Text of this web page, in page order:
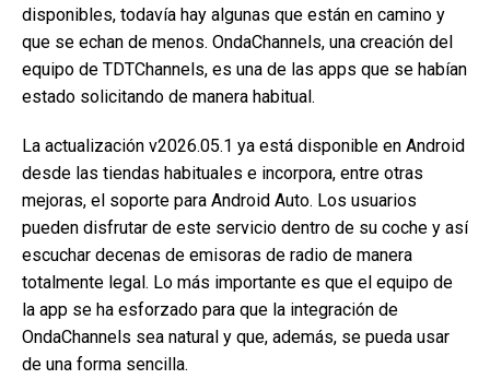
disponibles, todavía hay algunas que están en camino y
que se echan de menos. OndaChannels, una creación del
equipo de TDTChannels, es una de las apps que se habían
estado solicitando de manera habitual.
La actualización v2026.05.1 ya está disponible en Android
desde las tiendas habituales e incorpora, entre otras
mejoras, el soporte para Android Auto. Los usuarios
pueden disfrutar de este servicio dentro de su coche y así
escuchar decenas de emisoras de radio de manera
totalmente legal. Lo más importante es que el equipo de
la app se ha esforzado para que la integración de
OndaChannels sea natural y que, además, se pueda usar
de una forma sencilla.